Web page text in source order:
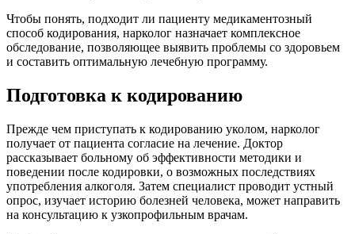
Чтобы понять, подходит ли пациенту медикаментозный
способ кодирования, нарколог назначает комплексное
обследование, позволяющее выявить проблемы со здоровьем
и составить оптимальную лечебную программу.
Подготовка к кодированию
Прежде чем приступать к кодированию уколом, нарколог
получает от пациента согласие на лечение. Доктор
рассказывает больному об эффективности методики и
поведении после кодировки, о возможных последствиях
употребления алкоголя. Затем специалист проводит устный
опрос, изучает историю болезней человека, может направить
на консультацию к узкопрофильным врачам.